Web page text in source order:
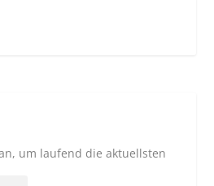
um laufend die aktuellsten